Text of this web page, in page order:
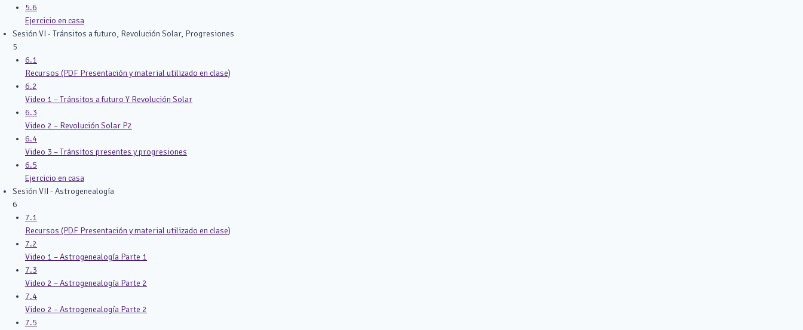
5.6
Ejercicio en casa
Sesión VI - Tránsitos a futuro, Revolución Solar, Progresiones
5
6.1
Recursos (PDF Presentación y material utilizado en clase)
6.2
Video 1 – Tránsitos a futuro Y Revolución Solar
6.3
Video 2 – Revolución Solar P2
6.4
Video 3 – Tránsitos presentes y progresiones
6.5
Ejercicio en casa
Sesión VII - Astrogenealogía
6
7.1
Recursos (PDF Presentación y material utilizado en clase)
7.2
Video 1 – Astrogenealogía Parte 1
7.3
Video 2 – Astrogenealogía Parte 2
7.4
Video 2 – Astrogenealogía Parte 2
7.5